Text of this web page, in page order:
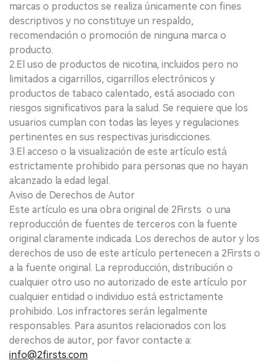
marcas o productos se realiza únicamente con fines
descriptivos y no constituye un respaldo,
recomendación o promoción de ninguna marca o
producto.
2.El uso de productos de nicotina, incluidos pero no
limitados a cigarrillos, cigarrillos electrónicos y
productos de tabaco calentado, está asociado con
riesgos significativos para la salud. Se requiere que los
usuarios cumplan con todas las leyes y regulaciones
pertinentes en sus respectivas jurisdicciones.
3.El acceso o la visualización de este artículo está
estrictamente prohibido para personas que no hayan
alcanzado la edad legal.
Aviso de Derechos de Autor
Este artículo es una obra original de 2Firsts o una
reproducción de fuentes de terceros con la fuente
original claramente indicada. Los derechos de autor y los
derechos de uso de este artículo pertenecen a 2Firsts o
a la fuente original. La reproducción, distribución o
cualquier otro uso no autorizado de este artículo por
cualquier entidad o individuo está estrictamente
prohibido. Los infractores serán legalmente
responsables. Para asuntos relacionados con los
derechos de autor, por favor contacte a:
info@2firsts.com